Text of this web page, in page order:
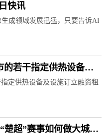
快讯
成领域发展迅猛，只要告诉AI
的若干指定供热设备及
定供热设备及设施订立融资租
楚超”赛事如何做大城市